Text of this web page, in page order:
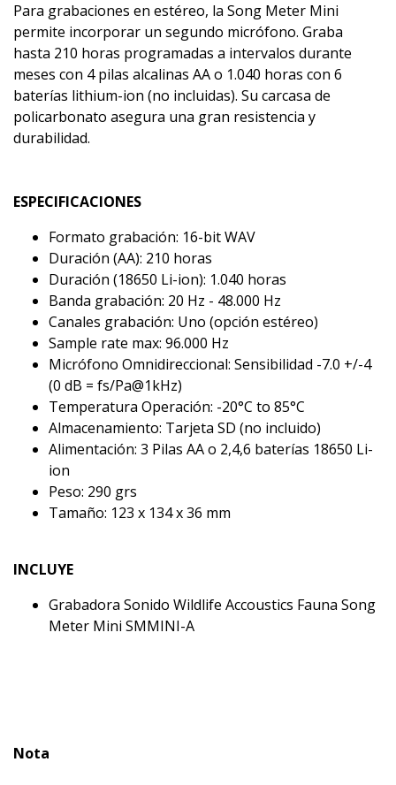
Para grabaciones en estéreo, la Song Meter Mini
permite incorporar un segundo micrófono. Graba
hasta 210 horas programadas a intervalos durante
meses con 4 pilas alcalinas AA o 1.040 horas con 6
baterías lithium-ion (no incluidas). Su carcasa de
policarbonato asegura una gran resistencia y
durabilidad.
ESPECIFICACIONES
Formato grabación: 16-bit WAV
Duración (AA): 210 horas
Duración (18650 Li-ion): 1.040 horas
Banda grabación: 20 Hz - 48.000 Hz
Canales grabación: Uno (opción estéreo)
Sample rate max: 96.000 Hz
Micrófono Omnidireccional: Sensibilidad -7.0 +/-4
(0 dB = fs/Pa@1kHz)
Temperatura Operación: -20°C to 85°C
Almacenamiento: Tarjeta SD (no incluido)
Alimentación: 3 Pilas AA o 2,4,6 baterías 18650 Li-
ion
Peso: 290 grs
Tamaño: 123 x 134 x 36 mm
INCLUYE
Grabadora Sonido Wildlife Accoustics Fauna Song
Meter Mini SMMINI-A
Nota